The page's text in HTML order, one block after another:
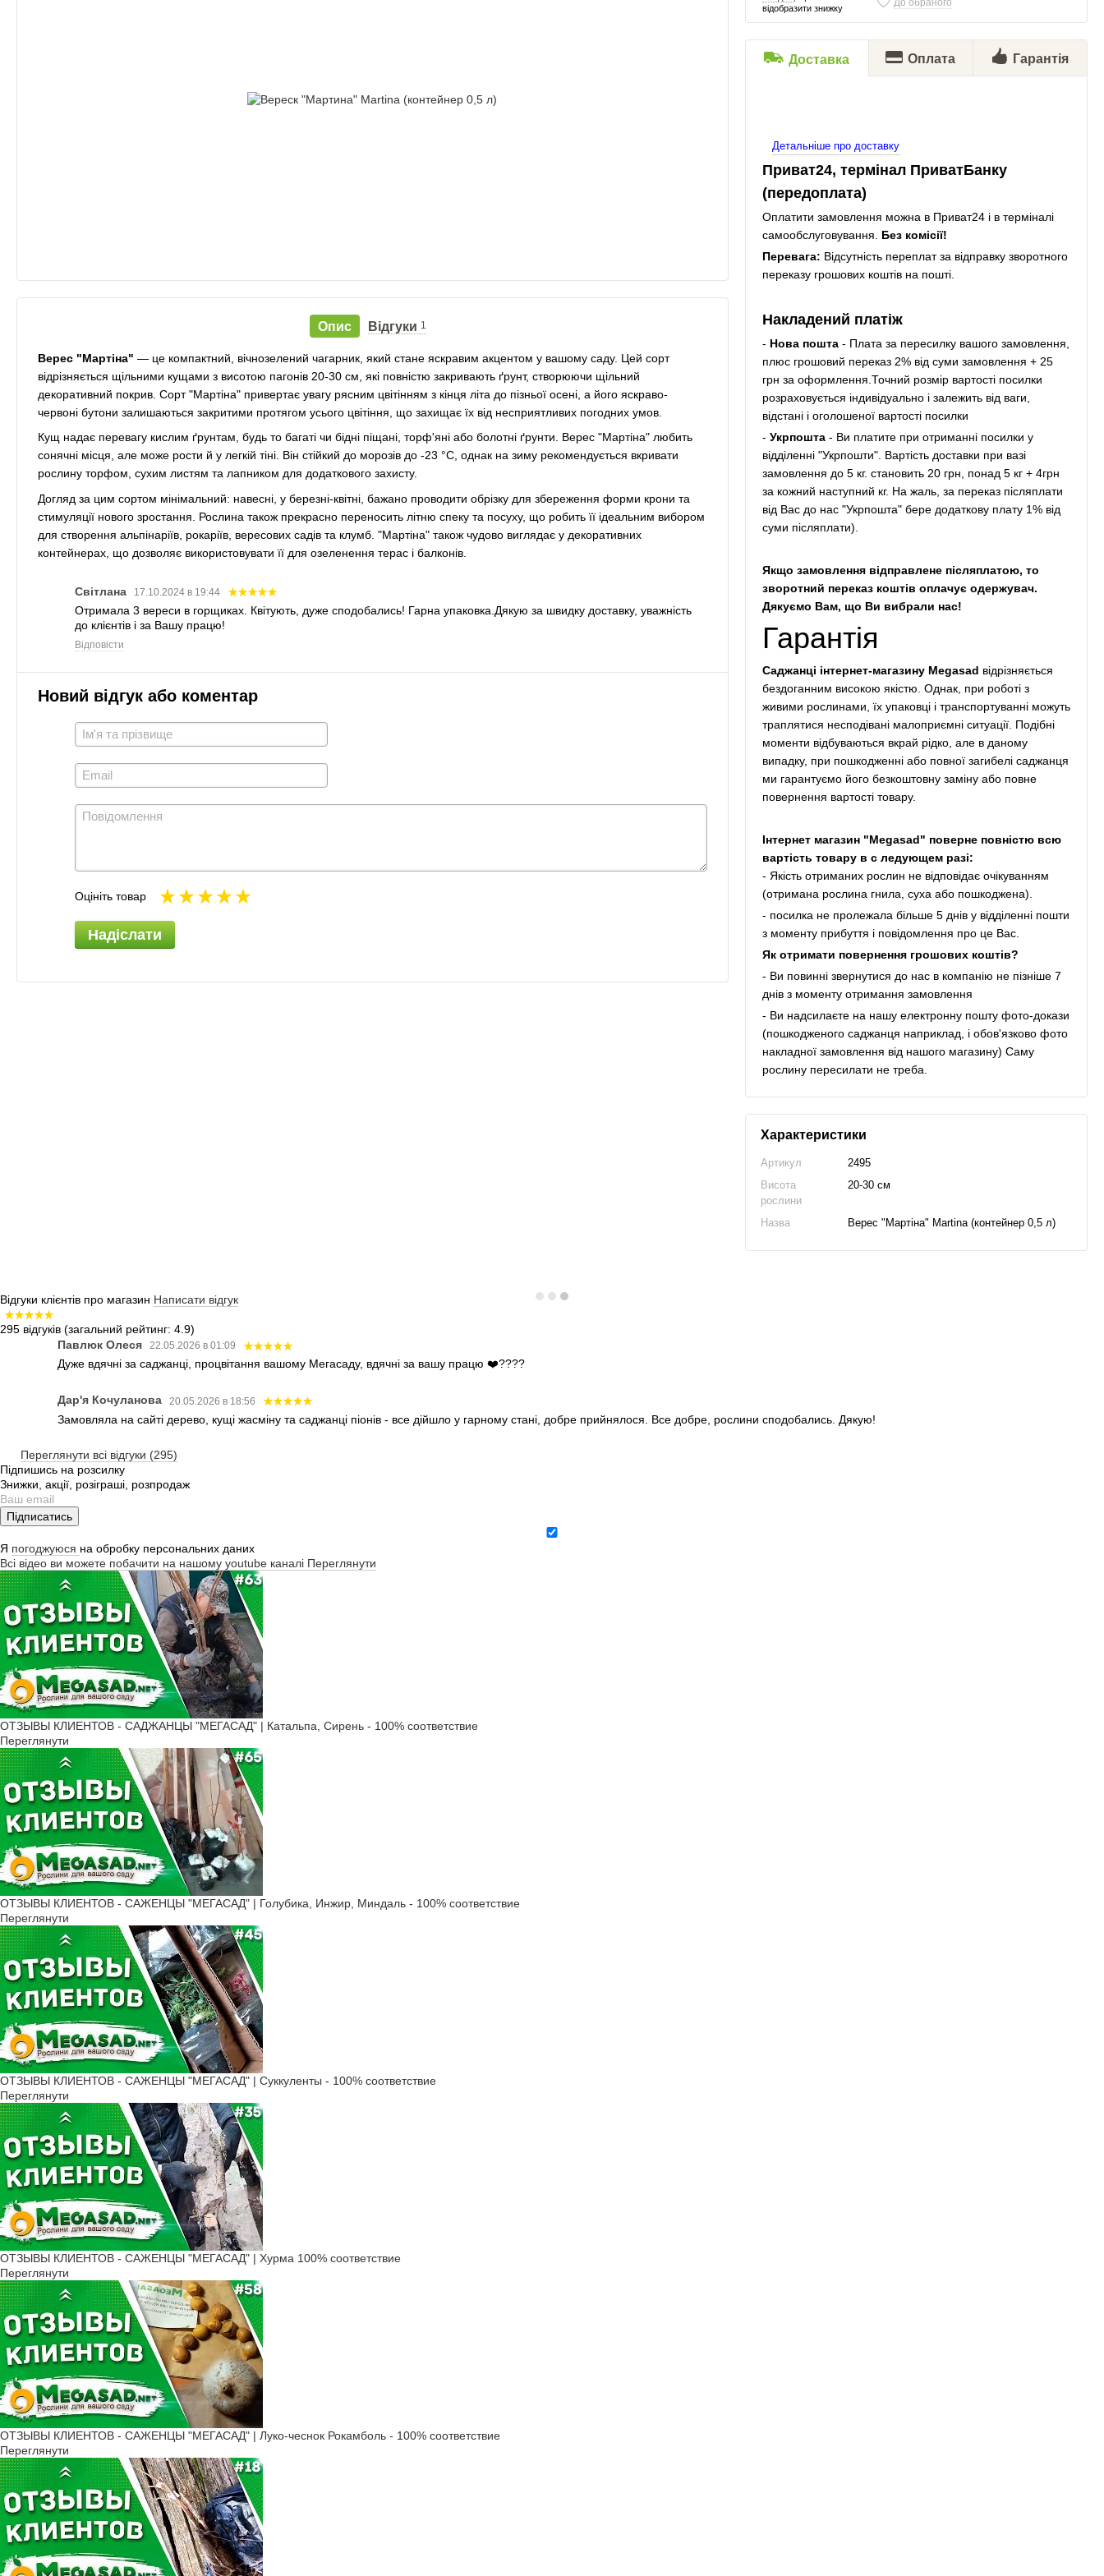
Опис Відгуки 1
Верес "Мартіна" — це компактний, вічнозелений чагарник, який стане яскравим акцентом у вашому саду. Цей сорт
відрізняється щільними кущами з висотою пагонів 20-30 см, які повністю закривають ґрунт, створюючи щільний
декоративний покрив. Сорт "Мартіна" привертає увагу рясним цвітінням з кінця літа до пізньої осені, а його яскраво-
червоні бутони залишаються закритими протягом усього цвітіння, що захищає їх від несприятливих погодних умов.
Кущ надає перевагу кислим ґрунтам, будь то багаті чи бідні піщані, торф'яні або болотні ґрунти. Верес "Мартіна" любить
сонячні місця, але може рости й у легкій тіні. Він стійкий до морозів до -23 °C, однак на зиму рекомендується вкривати
рослину торфом, сухим листям та лапником для додаткового захисту.
Догляд за цим сортом мінімальний: навесні, у березні-квітні, бажано проводити обрізку для збереження форми крони та
стимуляції нового зростання. Рослина також прекрасно переносить літню спеку та посуху, що робить її ідеальним вибором
для створення альпінаріїв, рокаріїв, вересових садів та клумб. "Мартіна" також чудово виглядає у декоративних
контейнерах, що дозволяє використовувати її для озеленення терас і балконів.
Світлана 17.10.2024 в 19:44
Отримала 3 вереси в горщиках. Квітують, дуже сподобались! Гарна упаковка.Дякую за швидку доставку, уважність
до клієнтів і за Вашу працю!
Відповісти
Новий відгук або коментар
Оцініть товар
Надіслати
відобразити знижку
До обраного
Доставка Оплата Гарантія
Детальніше про доставку
Приват24, термінал ПриватБанку
(передоплата)
Оплатити замовлення можна в Приват24 і в терміналі
самообслуговування. Без комісії!
Перевага: Відсутність переплат за відправку зворотного
переказу грошових коштів на пошті.
Накладений платіж
- Нова пошта- Плата за пересилку вашого замовлення,
плюс грошовий переказ 2% від суми замовлення + 25
грн за оформлення.Точний розмір вартості посилки
розраховується індивідуально і залежить від ваги,
відстані і оголошеної вартості посилки
- Укрпошта- Ви платите при отриманні посилки у
відділенні "Укрпошти". Вартість доставки при вазі
замовлення до 5 кг. становить 20 грн, понад 5 кг + 4грн
за кожний наступний кг. На жаль, за переказ післяплати
від Вас до нас "Укрпошта" бере додаткову плату 1% від
суми післяплати).
Якщо замовлення відправлене післяплатою, то
зворотний переказ коштів оплачує одержувач.
Дякуємо Вам, що Ви вибрали нас!
Гарантія
Саджанці інтернет-магазину Megasad відрізняється
бездоганним високою якістю. Однак, при роботі з
живими рослинами, їх упаковці і транспортуванні можуть
траплятися несподівані малоприємні ситуації. Подібні
моменти відбуваються вкрай рідко, але в даному
випадку, при пошкодженні або повної загибелі саджанця
ми гарантуємо його безкоштовну заміну або повне
повернення вартості товару.
Інтернет магазин "Megasad" поверне повністю всю
вартість товару в с ледующем разі:
- Якість отриманих рослин не відповідає очікуванням
(отримана рослина гнила, суха або пошкоджена).
- посилка не пролежала більше 5 днів у відділенні пошти
з моменту прибуття і повідомлення про це Вас.
Як отримати повернення грошових коштів?
- Ви повинні звернутися до нас в компанію не пізніше 7
днів з моменту отримання замовлення
- Ви надсилаєте на нашу електронну пошту фото-докази
(пошкодженого саджанця наприклад, і обов'язково фото
накладної замовлення від нашого магазину) Саму
рослину пересилати не треба.
Характеристики
Артикул
2495
Висота
рослини
20-30 см
Назва Верес "Мартіна" Martina (контейнер 0,5 л)
Відгуки клієнтів про магазин Написати відгук
295 відгуків (загальний рейтинг: 4.9)
Павлюк Олеся
22.05.2026 в 01:09
Дуже вдячні за саджанці, процвітання вашому Мегасаду, вдячні за вашу працю ❤️????
Дар'я Кочуланова 20.05.2026 в 18:56
Замовляла на сайті дерево, кущі жасміну та саджанці піонів - все дійшло у гарному стані, добре прийнялося. Все добре, рослини сподобались. Дякую!
Переглянути всі відгуки (295)
Підпишись на розсилку
Знижки, акції, розіграші, розпродаж
Підписатись
Я погоджуюся на обробку персональних даних
Всі відео ви можете побачити на нашому youtube каналі Переглянути
ОТЗЫВЫ КЛИЕНТОВ - САДЖАНЦЫ "МЕГАСАД" | Катальпа, Сирень - 100% соответствие
Переглянути
ОТЗЫВЫ КЛИЕНТОВ - САЖЕНЦЫ "МЕГАСАД" | Голубика, Инжир, Миндаль - 100% соответствие
Переглянути
ОТЗЫВЫ КЛИЕНТОВ - САЖЕНЦЫ "МЕГАСАД" | Суккуленты - 100% соответствие
Переглянути
ОТЗЫВЫ КЛИЕНТОВ - САЖЕНЦЫ "МЕГАСАД" | Хурма 100% соответствие
Переглянути
ОТЗЫВЫ КЛИЕНТОВ - САЖЕНЦЫ "МЕГАСАД" | Луко-чеснок Рокамболь - 100% соответствие
Переглянути